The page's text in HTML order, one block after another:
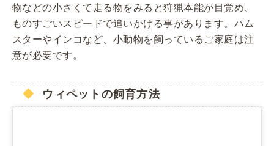
物などの小さくて走る物をみると狩猟本能が目覚め、
ものすごいスピードで追いかける事があります。ハム
スターやインコなど、小動物を飼っているご家庭は注
意が必要です。
ウィペットの飼育方法